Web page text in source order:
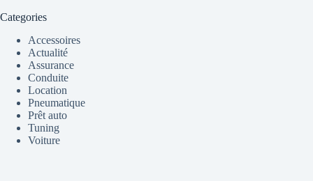
Categories
Accessoires
Actualité
Assurance
Conduite
Location
Pneumatique
Prêt auto
Tuning
Voiture